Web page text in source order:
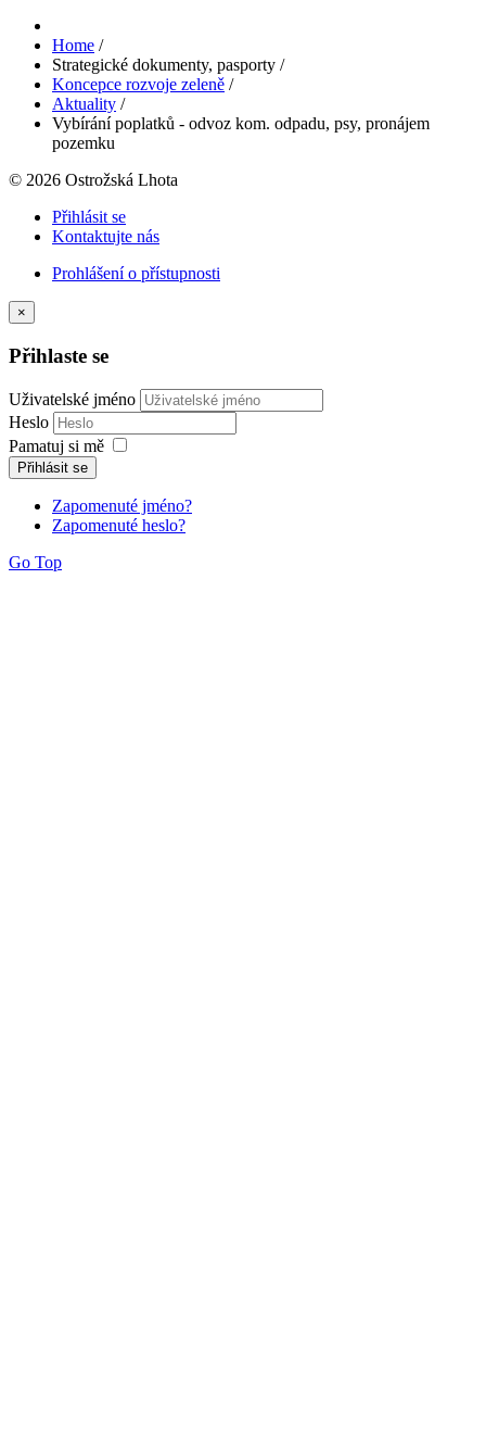
Home /
Strategické dokumenty, pasporty /
Koncepce rozvoje zeleně /
Aktuality /
Vybírání poplatků - odvoz kom. odpadu, psy, pronájem
pozemku
© 2026 Ostrožská Lhota
Přihlásit se
Kontaktujte nás
Prohlášení o přístupnosti
×
Přihlaste se
Uživatelské jméno
Heslo
Pamatuj si mě
Přihlásit se
Zapomenuté jméno?
Zapomenuté heslo?
Go Top